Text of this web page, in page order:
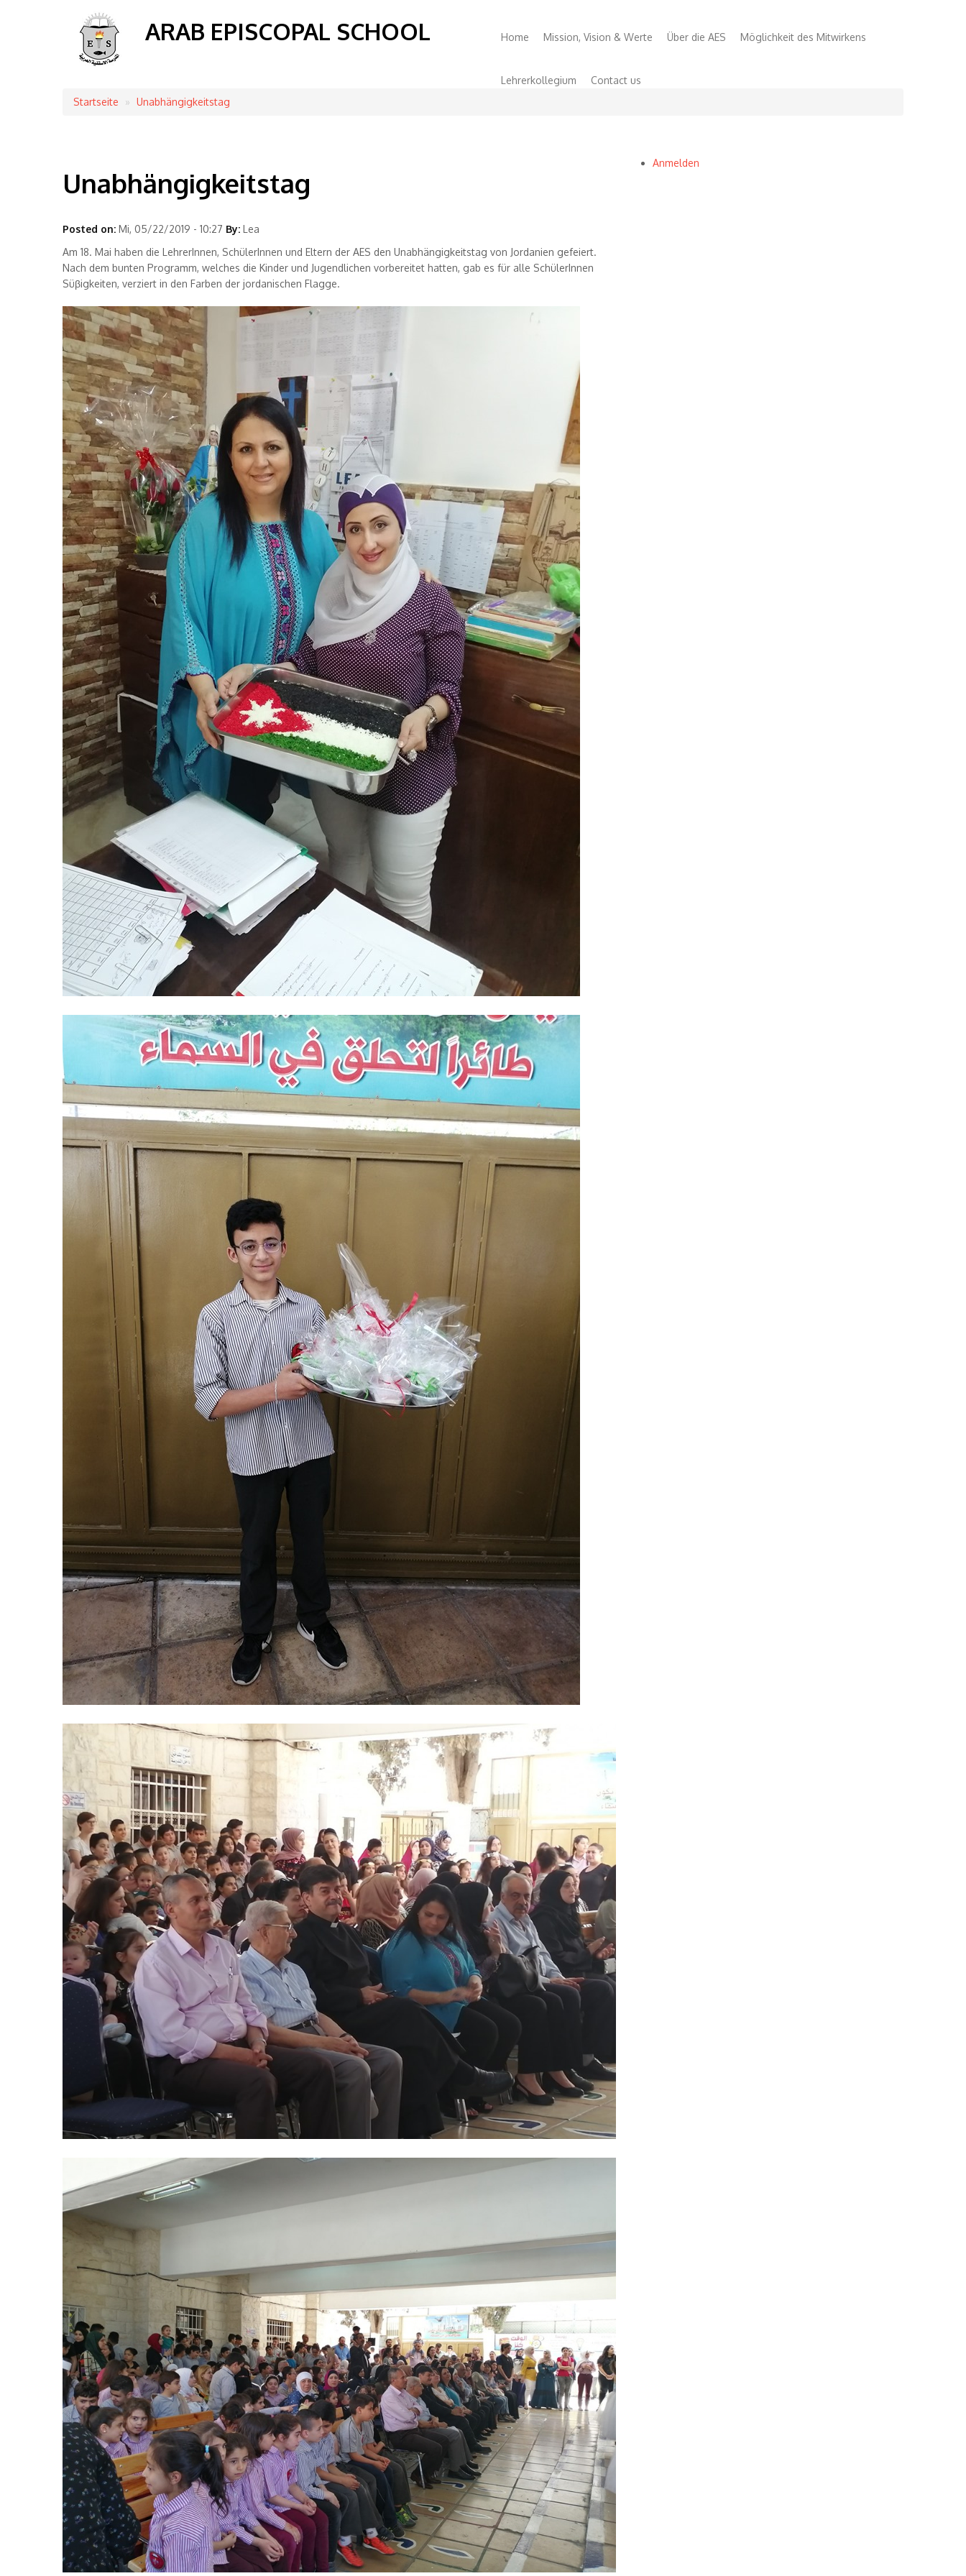
ARAB EPISCOPAL SCHOOL
Primary
Home Mission, Vision & Werte Über die AES Möglichkeit des Mitwirkens
Lehrerkollegium Contact us
Breadcrumb
Startseite Unabhängigkeitstag
Unabhängigkeitstag
Posted on: Mi, 05/22/2019 - 10:27 By: Lea
Am 18. Mai haben die LehrerInnen, SchülerInnen und Eltern der AES den Unabhängigkeitstag von Jordanien gefeiert.
Nach dem bunten Programm, welches die Kinder und Jugendlichen vorbereitet hatten, gab es für alle SchülerInnen
Süβigkeiten, verziert in den Farben der jordanischen Flagge.
User
Anmelden